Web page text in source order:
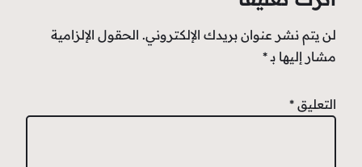
الإلزامية